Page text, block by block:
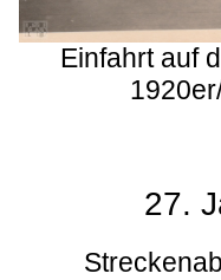
Einfahrt auf
27.